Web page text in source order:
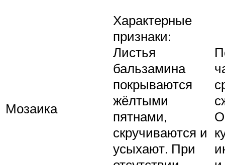
Мозаика
Характерные
признаки:
Листья
бальзамина
покрываются
жёлтыми
пятнами,
скручиваются и
усыхают. При